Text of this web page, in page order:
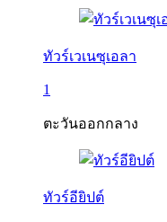
ทัวร์เวเนซุเอลา
1
ตะวันออกกลาง
ทัวร์อียิปต์